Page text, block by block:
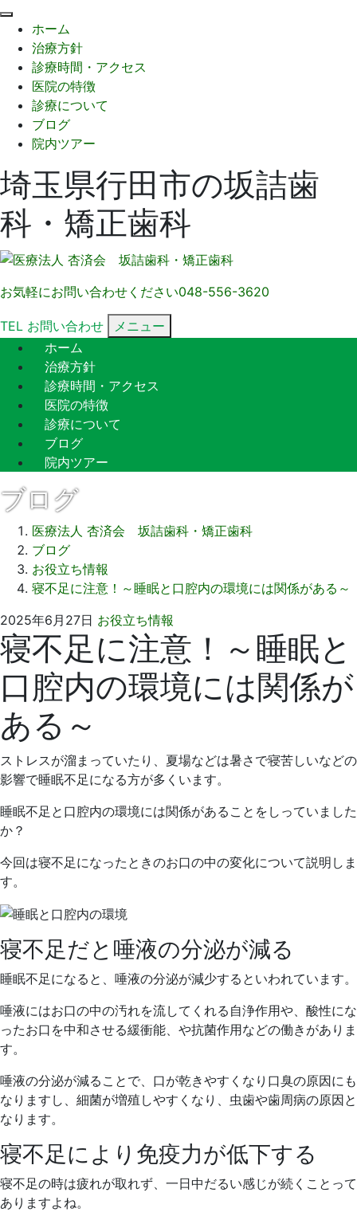
ホーム
治療方針
診療時間・アクセス
医院の特徴
診療について
ブログ
院内ツアー
埼玉県行田市の坂詰歯
科・矯正歯科
お気軽にお問い合わせください048-556-3620
TEL お問い合わせ
メニュー
ホーム
治療方針
診療時間・アクセス
医院の特徴
診療について
ブログ
院内ツアー
ブログ
医療法人 杏済会 坂詰歯科・矯正歯科
ブログ
お役立ち情報
寝不足に注意！～睡眠と口腔内の環境には関係がある～
2025年6月27日 お役立ち情報
年
5
月
25
詰
歯
科
医
寝不足に注意！～睡眠と
口腔内の環境には関係が
ある～
ストレスが溜まっていたり、夏場などは暑さで寝苦しいなどの
影響で睡眠不足になる方が多くいます。
睡眠不足と口腔内の環境には関係があることをしっていました
か？
今回は寝不足になったときのお口の中の変化について説明しま
す。
寝不足だと唾液の分泌が減る
睡眠不足になると、唾液の分泌が減少するといわれています。
唾液にはお口の中の汚れを流してくれる自浄作用や、酸性にな
ったお口を中和させる緩衝能、や抗菌作用などの働きがありま
す。
唾液の分泌が減ることで、口が乾きやすくなり口臭の原因にも
なりますし、細菌が増殖しやすくなり、虫歯や歯周病の原因と
なります。
寝不足により免疫力が低下する
寝不足の時は疲れが取れず、一日中だるい感じが続くことって
ありますよね。